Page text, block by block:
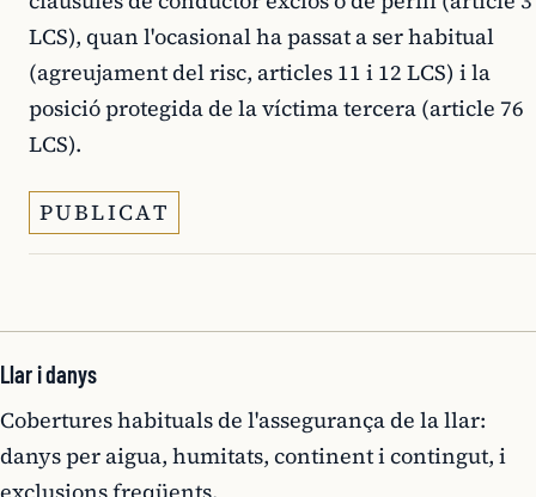
LCS), quan l'ocasional ha passat a ser habitual
(agreujament del risc, articles 11 i 12 LCS) i la
posició protegida de la víctima tercera (article 76
LCS).
PUBLICAT
Llar i danys
Cobertures habituals de l'assegurança de la llar:
danys per aigua, humitats, continent i contingut, i